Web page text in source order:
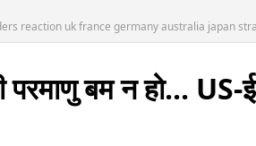
reaction uk france germany australia japan
बम न हो... US-